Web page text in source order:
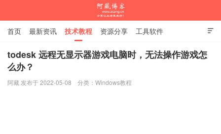
阿藏博客

首页 最新资讯 技术教程 资源分享 工具软件
杂谈随笔
todesk 远程无显示器游戏电脑时，无法操作游戏怎
么办？
阿藏 发布于 2022-05-08 分类： Windows教程